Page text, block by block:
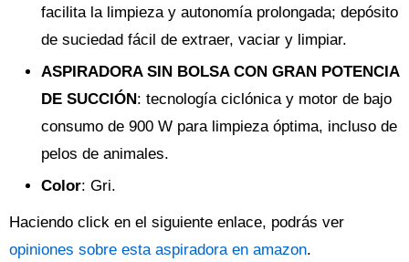
facilita la limpieza y autonomía prolongada; depósito
de suciedad fácil de extraer, vaciar y limpiar.
ASPIRADORA SIN BOLSA CON GRAN POTENCIA
DE SUCCIÓN: tecnología ciclónica y motor de bajo
consumo de 900 W para limpieza óptima, incluso de
pelos de animales.
Color: Gri.
Haciendo click en el siguiente enlace, podrás ver
opiniones sobre esta aspiradora en amazon.